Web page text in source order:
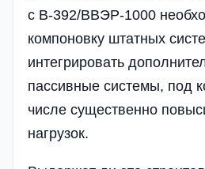
с В-392/ВВЭР-1000
компоновку штатных
интегрировать
пассивные системы, под
числе существенно
нагрузок.